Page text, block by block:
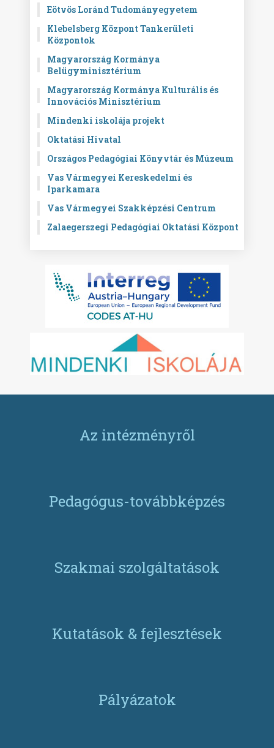
Eötvös Loránd Tudományegyetem
Klebelsberg Központ Tankerületi
Központok
Magyarország Kormánya
Belügyminisztérium
Magyarország Kormánya Kulturális és
Innovációs Minisztérium
Mindenki iskolája projekt
Oktatási Hivatal
Országos Pedagógiai Könyvtár és Múzeum
Vas Vármegyei Kereskedelmi és
Iparkamara
Vas Vármegyei Szakképzési Centrum
Zalaegerszegi Pedagógiai Oktatási Központ
Az intézményről
Pedagógus-továbbképzés
Szakmai szolgáltatások
Kutatások & fejlesztések
Pályázatok